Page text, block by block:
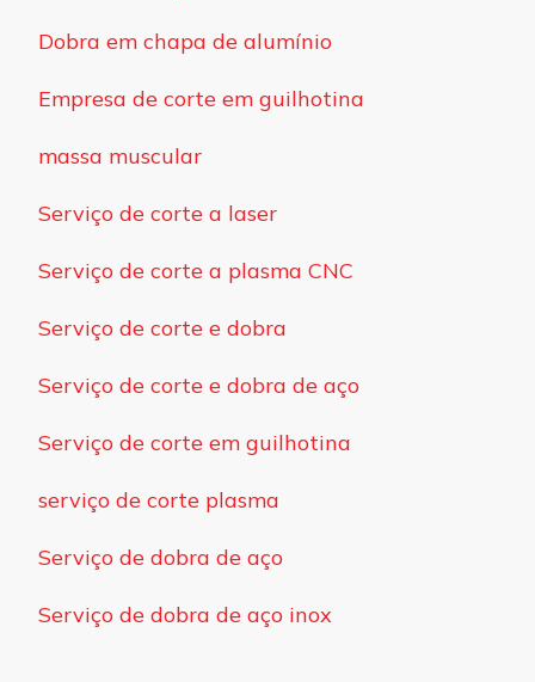
Dobra em chapa de alumínio
Empresa de corte em guilhotina
massa muscular
Serviço de corte a laser
Serviço de corte a plasma CNC
Serviço de corte e dobra
Serviço de corte e dobra de aço
Serviço de corte em guilhotina
serviço de corte plasma
Serviço de dobra de aço
Serviço de dobra de aço inox